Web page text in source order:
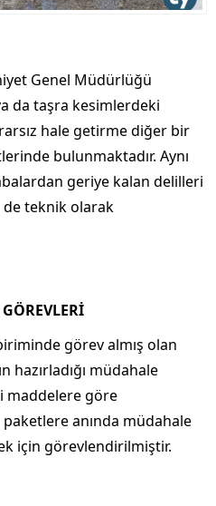
Genel Müdürlüğü
da taşra kesimlerdeki
hale getirme diğer bir
bulunmaktadır. Aynı
geriye kalan delilleri
de teknik olarak
görev almış olan
hazırladığı müdahale
maddelere göre
anında müdahale
için görevlendirilmiştir.